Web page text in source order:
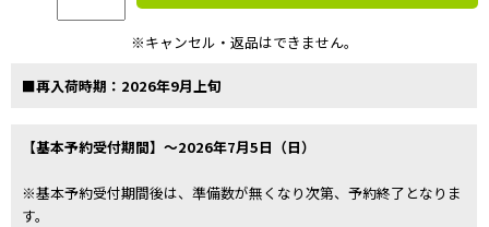
※キャンセル・返品はできません。
■再入荷時期：2026年9月上旬
【基本予約受付期間】～2026年7月5日（日）
※基本予約受付期間後は、準備数が無くなり次第、予約終了となりま
す。